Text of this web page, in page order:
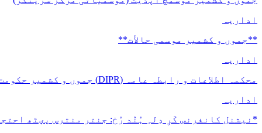
اداریہ
**جموں و كشمیر موسمی حالأت**
اداریہ
محکمہ اطلاعات و رابطہ عامہ (DIPR) جموں و کشمیر حکومت طرفہ بڑس پیمانس پیٹھ 17(سدہن)…
اداریہ
*نیشنل کانفرنس کَرِ دِلہِ ہُنٛد رُخ: جنتر منترس پؠٹھ